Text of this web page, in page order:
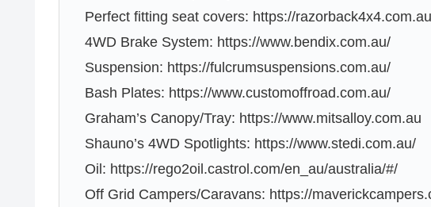
Perfect fitting seat covers: https://
4WD Brake System: https://www.bendix.com.au/
Suspension: https://fulcrumsuspensions.com.au/
Bash Plates: https://www.customoffroad.com.au/
Graham’s Canopy/Tray: https://www.mitsalloy.com.au
Shauno’s 4WD Spotlights: https://www.stedi.com.au/
Oil: https://rego2oil.castrol.com/en_au/australia/#/
Off Grid Campers/Caravans: https://